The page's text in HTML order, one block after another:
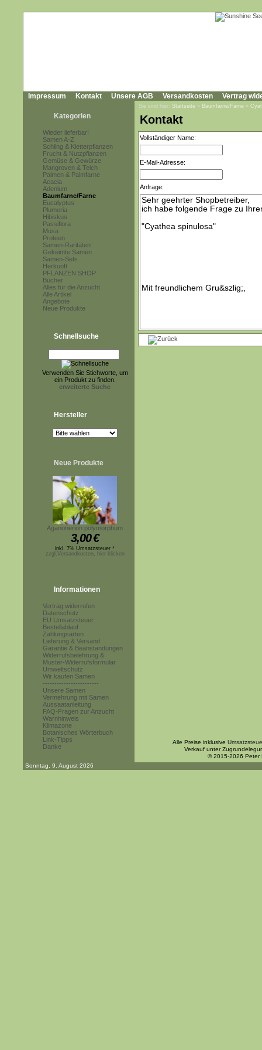
Impressum Kontakt Unsere AGB Versandkosten Vertrag
Kategorien
Wieder lieferbar!
Samen A-Z
Schling & Kletterpflanzen
Frucht & Nutzpflanzen
Gemüse & Gewürze
Mangroven & Teich
Palmen & Palmfarne
Acacia
Adenium
Baumfarne/Farne
Eucalyptus
Plumeria
Hibiskus
Passiflora
Musa
Proteen
Samen-Raritäten
Gekeimte Samen
Samen-Sets
Herkunft
PFLANZEN SHOP
Bücher
Alles für die Anzucht
Alle Artikel
Angebote
Neue Produkte
Schnellsuche
Verwenden Sie Stichworte, um
ein Produkt zu finden.
erweiterte Suche
Hersteller
Neue Produkte
Aganonerion polymorphum
3,00€
inkl. 7% Umsatzsteuer *
zzgl.Versandkosten, hier klicken
Informationen
Vertrag widerrufen
Datenschutz
EU Umsatzsteuer
Bestellablauf
Zahlungsarten
Lieferung & Versand
Garantie & Beanstandungen
Widerrufsbelehrung &
Muster-Widerrufsformular
Umweltschutz
Wir kaufen Samen
------------------------
Unsere Samen
Vermehrung mit Samen
Aussaatanleitung
FAQ-Fragen zur Anzucht
Warnhinweis
Klimazone
Botanisches Wörterbuch
Link-Tipps
Danke
Sie sind hier: Startseite » Baumfarne/Farne »
Kontakt
Vollständiger Name:
E-Mail-Adresse:
Anfrage:
Alle Preise inklusive
Verkauf unter
© 2015-2026 Peter
Sonntag, 9. August 2026